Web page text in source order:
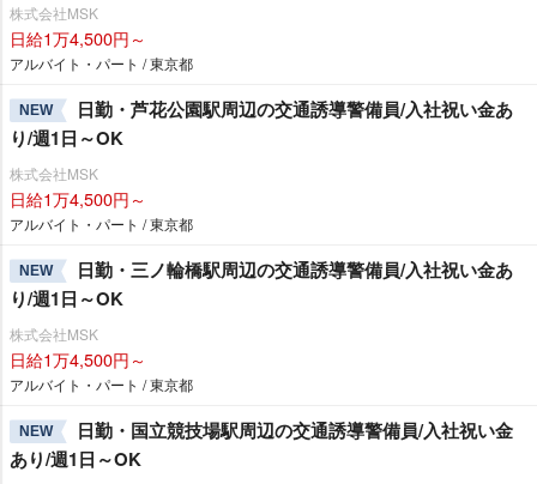
株式会社MSK
日給1万4,500円～
アルバイト・パート / 東京都
NEW
日勤・芦花公園駅周辺の交通誘導警備員/入社祝い金あ
り/週1日～OK
株式会社MSK
日給1万4,500円～
アルバイト・パート / 東京都
NEW
日勤・三ノ輪橋駅周辺の交通誘導警備員/入社祝い金あ
り/週1日～OK
株式会社MSK
日給1万4,500円～
アルバイト・パート / 東京都
NEW
日勤・国立競技場駅周辺の交通誘導警備員/入社祝い金
あり/週1日～OK